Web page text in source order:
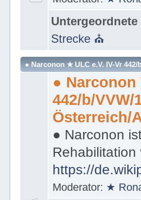
Strecke ⛪
● Narconon ★ ULC e.V. IV-Vr
● Narconon
442/b/VVW/
Österreich/
● Narconon
https://
Moderator: ★